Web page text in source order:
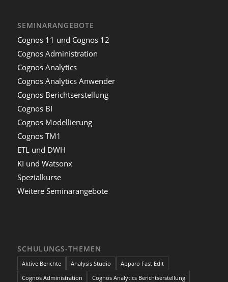
SEMINARANGEBOTE
Cognos 11 und Cognos 12
Cognos Administration
Cognos Analytics
Cognos Analytics Anwender
Cognos Berichtserstellung
Cognos BI
Cognos Modellierung
Cognos TM1
ETL und DWH
KI und Watsonx
Spezialkurse
Weitere Seminarangebote
SCHULUNGS-THEMEN
Aktive Berichte Analysis Studio
Apparo Fast Edit
Cognos Administration
Cognos Analytics Berichtserstellung